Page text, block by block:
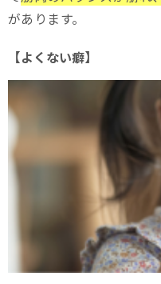
があります。
【よくない癖】